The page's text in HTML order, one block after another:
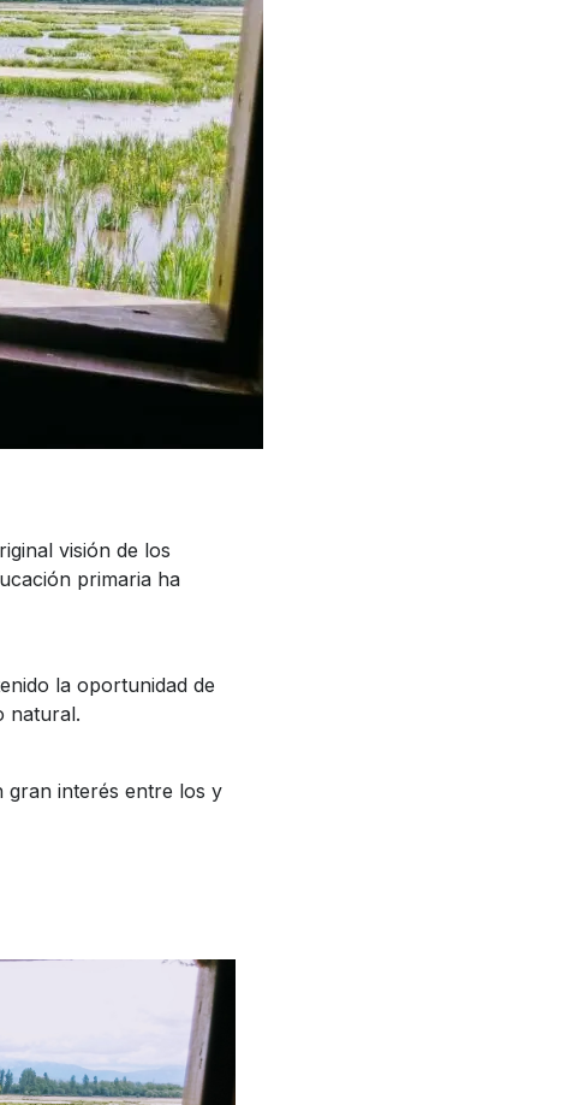
visión de los
primaria ha
la oportunidad de
natural.
gran interés entre los y